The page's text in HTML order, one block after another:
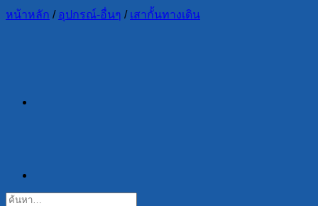
หน้าหลัก / อุปกรณ์-อื่นๆ / เสากั้นทางเดิน